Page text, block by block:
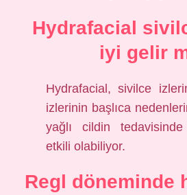
Hydrafacial
iyi gelir
Hydrafacial, sivilce
izlerinin başlıca
yağlı cildin
etkili olabiliyor.
Regl döneminde